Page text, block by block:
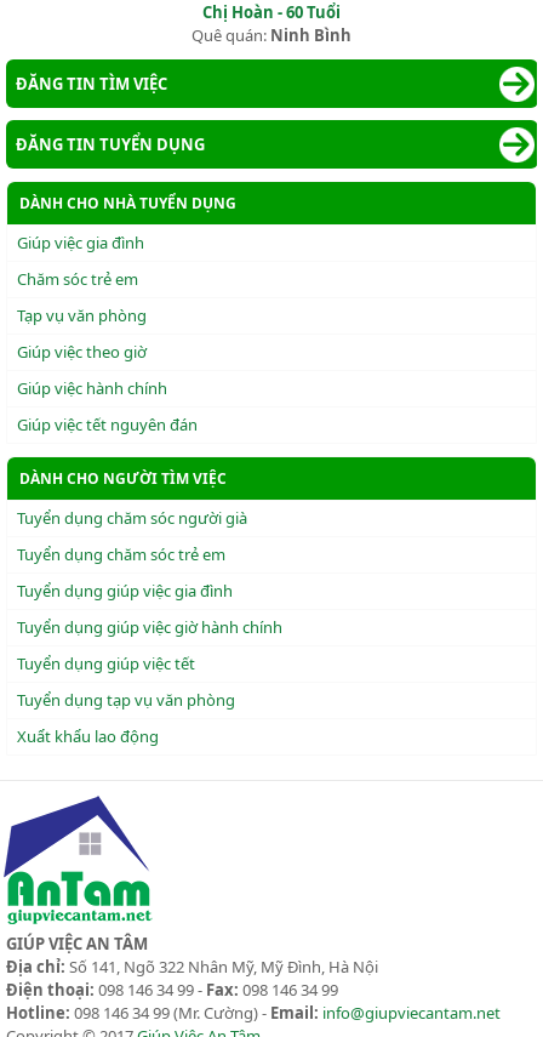
Chị Hoàn - 60 Tuổi
Quê quán: Ninh Bình
ĐĂNG TIN TÌM VIỆC
ĐĂNG TIN TUYỂN DỤNG
DÀNH CHO NHÀ TUYỂN DỤNG
Giúp việc gia đình
Chăm sóc trẻ em
Tạp vụ văn phòng
Giúp việc theo giờ
Giúp việc hành chính
Giúp việc tết nguyên đán
DÀNH CHO NGƯỜI TÌM VIỆC
Tuyển dụng chăm sóc người già
Tuyển dụng chăm sóc trẻ em
Tuyển dụng giúp việc gia đình
Tuyển dụng giúp việc giờ hành chính
Tuyển dụng giúp việc tết
Tuyển dụng tạp vụ văn phòng
Xuẩt khẩu lao động
GIÚP VIỆC AN TÂM
Địa chỉ: Số 141, Ngõ 322 Nhân Mỹ, Mỹ Đình, Hà Nội
Điện thoại: 098 146 34 99 - Fax: 098 146 34 99
Hotline: 098 146 34 99(Mr. Cường) - Email: info@giupviecantam.net